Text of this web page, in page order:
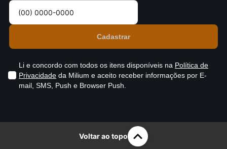
Li e concordo com todos os itens disponíveis na Política de
Privacidade da Milium e aceito receber informações por E-
mail, SMS, Push e Browser Push.
Voltar ao topo